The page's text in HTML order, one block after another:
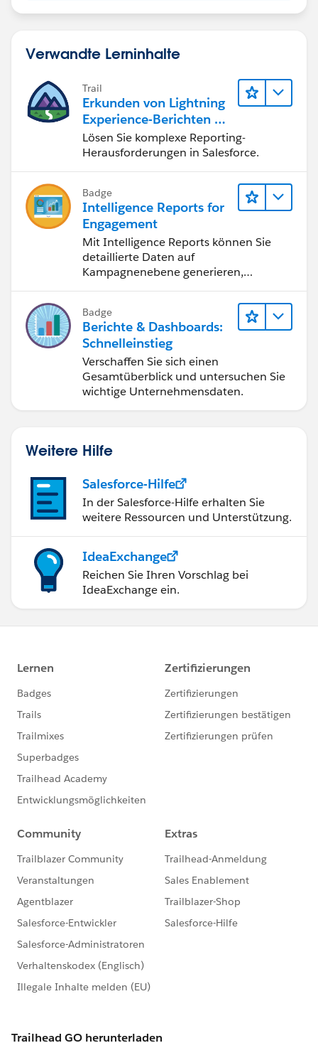
Verwandte Lerninhalte
Trail
Erkunden von Lightning
Experience-Berichten & -
Dashboards
Lösen Sie komplexe Reporting-
Herausforderungen in Salesforce.
Badge
Intelligence Reports for
Engagement
Mit Intelligence Reports können Sie
detaillierte Daten auf
Kampagnenebene generieren,
Badge
Berichte & Dashboards:
Schnelleinstieg
Verschaffen Sie sich einen
Gesamtüberblick und untersuchen Sie
wichtige Unternehmensdaten.
Weitere Hilfe
Salesforce-Hilfe
In der Salesforce-Hilfe erhalten Sie
weitere Ressourcen und Unterstützung.
IdeaExchange
Reichen Sie Ihren Vorschlag bei
IdeaExchange ein.